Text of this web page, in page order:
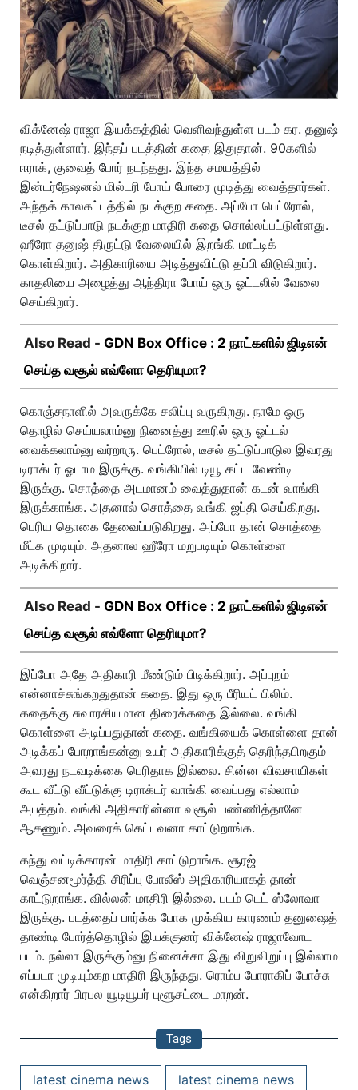
விக்னேஷ் ராஜா இயக்கத்தில் வெளிவந்துள்ள படம் கர. தனுஷ்
நடித்துள்ளார். இந்தப் படத்தின் கதை இதுதான். 90களில்
ஈராக், குவைத் போர் நடந்தது. இந்த சமயத்தில்
இன்டர்நேஷனல் மில்டரி போய் போரை முடித்து வைத்தார்கள்.
அந்தக் காலகட்டத்தில் நடக்குற கதை. அப்போ பெட்ரோல்,
டீசல் தட்டுப்பாடு நடக்குற மாதிரி கதை சொல்லப்பட்டுள்ளது.
ஹீரோ தனுஷ் திருட்டு வேலையில் இறங்கி மாட்டிக்
கொள்கிறார். அதிகாரியை அடித்துவிட்டு தப்பி விடுகிறார்.
காதலியை அழைத்து ஆந்திரா போய் ஒரு ஓட்டலில் வேலை
செய்கிறார்.
Also Read - GDN Box Office : 2 நாட்களில் ஜிடிஎன்
செய்த வசூல் எவ்ளோ தெரியுமா?
கொஞ்சநாளில் அவருக்கே சலிப்பு வருகிறது. நாமே ஒரு
தொழில் செய்யலாம்னு நினைத்து ஊரில் ஒரு ஓட்டல்
வைக்கலாம்னு வர்றாரு. பெட்ரோல், டீசல் தட்டுப்பாடுல இவரது
டிராக்டர் ஓடாம இருக்கு. வங்கியில் டியூ கட்ட வேண்டி
இருக்கு. சொத்தை அடமானம் வைத்துதான் கடன் வாங்கி
இருக்காங்க. அதனால் சொத்தை வங்கி ஜப்தி செய்கிறது.
பெரிய தொகை தேவைப்படுகிறது. அப்போ தான் சொத்தை
மீட்க முடியும். அதனால ஹீரோ மறுபடியும் கொள்ளை
அடிக்கிறார்.
Also Read - GDN Box Office : 2 நாட்களில் ஜிடிஎன்
செய்த வசூல் எவ்ளோ தெரியுமா?
இப்போ அதே அதிகாரி மீண்டும் பிடிக்கிறார். அப்புறம்
என்னாச்சுங்கறதுதான் கதை. இது ஒரு பீரியட் பிலிம்.
கதைக்கு சுவாரசியமான திரைக்கதை இல்லை. வங்கி
கொள்ளை அடிப்பதுதான் கதை. வங்கியைக் கொள்ளை தான்
அடிக்கப் போறாங்கன்னு உயர் அதிகாரிக்குத் தெரிந்தபிறகும்
அவரது நடவடிக்கை பெரிதாக இல்லை. சின்ன விவசாயிகள்
கூட வீட்டு வீட்டுக்கு டிராக்டர் வாங்கி வைப்பது எல்லாம்
அபத்தம். வங்கி அதிகாரின்னா வசூல் பண்ணித்தானே
ஆகணும். அவரைக் கெட்டவனா காட்டுறாங்க.
கந்து வட்டிக்காரன் மாதிரி காட்டுறாங்க. சூரஜ்
வெஞ்சனமூர்த்தி சிரிப்பு போலீஸ் அதிகாரியாகத் தான்
காட்டுறாங்க. வில்லன் மாதிரி இல்லை. படம் டெட் ஸ்லோவா
இருக்கு. படத்தைப் பார்க்க போக முக்கிய காரணம் தனுஷைத்
தாண்டி போர்த்தொழில் இயக்குனர் விக்னேஷ் ராஜாவோட
படம். நல்லா இருக்கும்னு நினைச்சா இது விறுவிறுப்பு இல்லாம
எப்படா முடியும்கற மாதிரி இருந்தது. ரொம்ப போராகிப் போச்சு
என்கிறார் பிரபல யூடியூபர் புளூசட்டை மாறன்.
Tags
latest cinema news
latest cinema news